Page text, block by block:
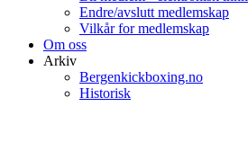
Endre/avslutt medlemskap
Vilkår for medlemskap
Om oss
Arkiv
Bergenkickboxing.no
Historisk